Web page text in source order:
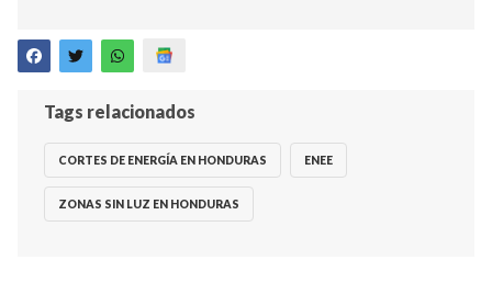
Tags relacionados
CORTES DE ENERGÍA EN HONDURAS ENEE
ZONAS SIN LUZ EN HONDURAS